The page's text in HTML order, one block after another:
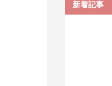
新着記事